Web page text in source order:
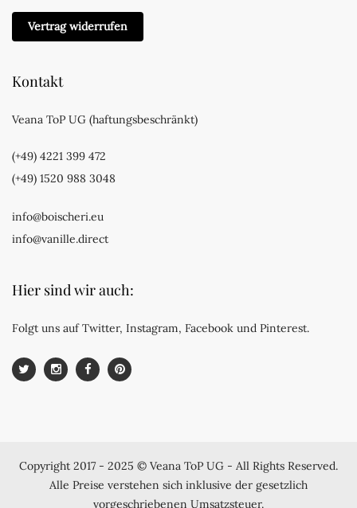
Vertrag widerrufen
Kontakt
Veana ToP UG (haftungsbeschränkt)
(+49) 4221 399 472
(+49) 1520 988 3048
info@boischeri.eu
info@vanille.direct
Hier sind wir auch:
Folgt uns auf Twitter, Instagram, Facebook und Pinterest.
Copyright 2017 - 2025 © Veana ToP UG - All Rights Reserved.
Alle Preise verstehen sich inklusive der gesetzlich
vorgeschriebenen Umsatzsteuer.